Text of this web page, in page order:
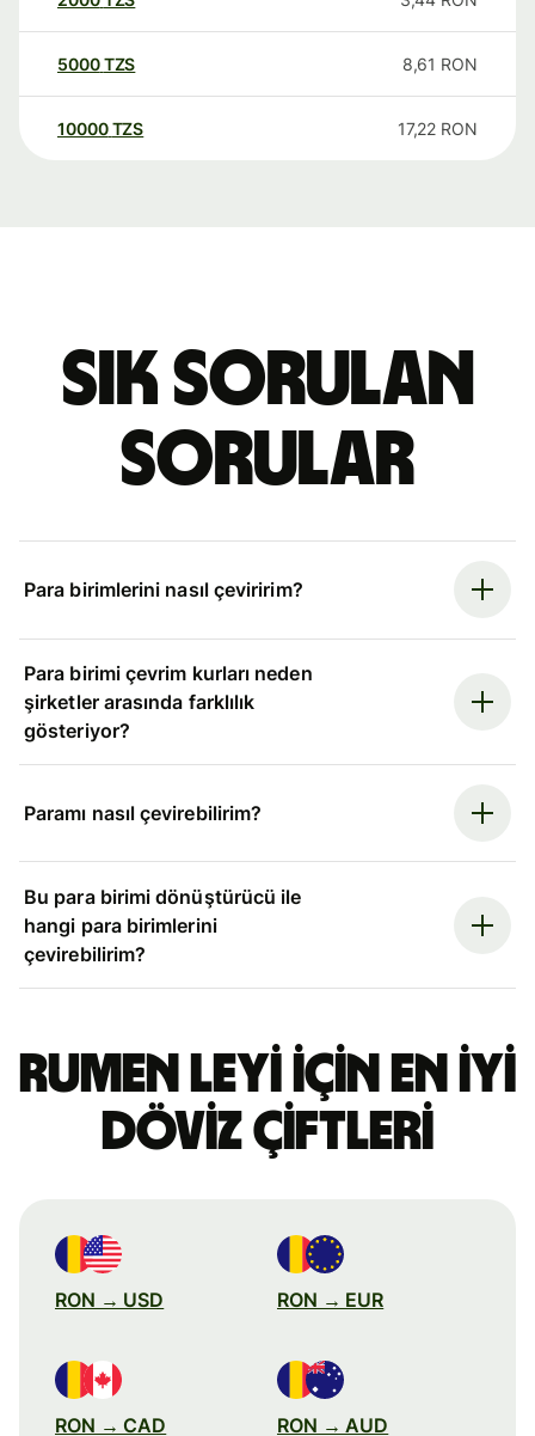
5000TZS 8,61 RON
10000 TZS 17,22 RON
Sık sorulan
sorular
Para birimlerini nasıl çeviririm?
Para birimi çevrim kurları neden
şirketler arasında farklılık
gösteriyor?
Paramı nasıl çevirebilirim?
Bu para birimi dönüştürücü ile
hangi para birimlerini
çevirebilirim?
Rumen leyi için en iyi
döviz çiftleri
RON → USD RON → EUR
RON → CAD RON → AUD